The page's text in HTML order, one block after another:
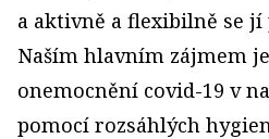
a aktivně a flexibilně se jí
Naším hlavním zájmem
onemocnění covid-19 v
pomocí rozsáhlých